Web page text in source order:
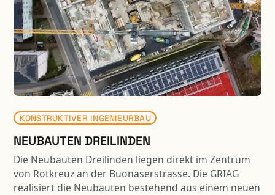
KONSTRUKTIVER INGENIEURBAU
NEUBAUTEN DREILINDEN
Die Neubauten Dreilinden liegen direkt im Zentrum
von Rotkreuz an der Buonaserstrasse. Die GRIAG
realisiert die Neubauten bestehend aus einem neuen